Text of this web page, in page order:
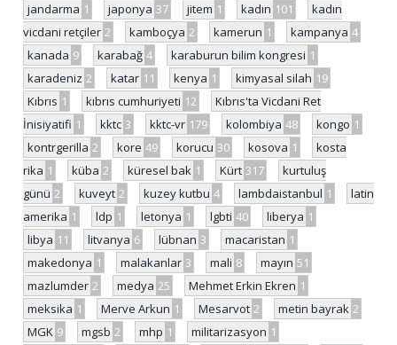
jandarma 1 japonya 37 jitem 1 kadın 101
kadın
vicdani retçiler 2 kamboçya 2 kamerun 1 kampanya 4
kanada 9 karabağ 4 karaburun bilim kongresi 1
karadeniz 2 katar 11 kenya 1 kimyasal silah 19
Kıbrıs 1 kıbrıs cumhuriyeti 12
Kıbrıs'ta Vicdani Ret
İnisiyatifi 1 kktc 3 kktc-vr 179 kolombiya 48 kongo 1
kontrgerilla 2 kore 49 korucu 30 kosova 1
kosta
rika 1 küba 2 küresel bak 1 Kürt 317
kurtuluş
günü 2 kuveyt 2 kuzey kutbu 4 lambdaistanbul 1
latin
amerika 1 ldp 1 letonya 1 lgbti 40 liberya 1
libya 11 litvanya 6 lübnan 3 macaristan 1
makedonya 1 malakanlar 3 mali 8 mayın 51
mazlumder 2 medya 25 Mehmet Erkin Ekren 1
meksika 1 Merve Arkun 1 Mesarvot 2 metin bayrak 2
MGK 9 mgsb 2 mhp 1 militarizasyon 1